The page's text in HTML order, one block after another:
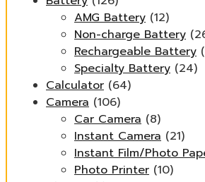
AMG Battery (12)
Non-charge Battery
Rechargeable Battery
Specialty Battery (24)
Calculator (64)
Camera (106)
Car Camera (8)
Instant Camera (21)
Instant Film/Photo
Photo Printer (10)